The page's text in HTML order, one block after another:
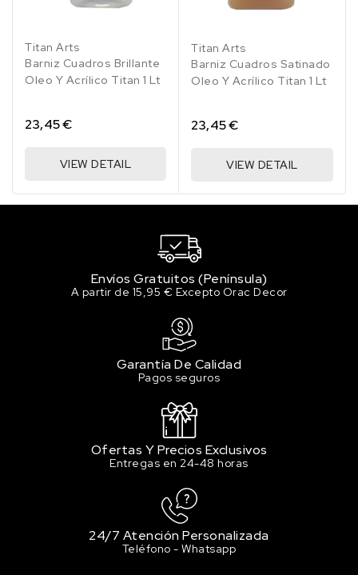
Titan Arts
Barniz Cuadros Brillante
Oleo Y Acrílico Titan 1 Lt
23,45 €
VIEW DETAIL
Titan Arts
Barniz Cuadros Satinado
Oleo Y Acrílico Titan 1 Lt
23,45 €
VIEW DETAIL
Envíos Gratuitos (Península)
A partir de 15,95 € Excepto Orac Decor
Garantía De Calidad
Pagos seguros
Ofertas Y Precios Exclusivos
Entregas en 24-48 horas
24/7 Atención Personalizada
Teléfono - Whatsapp